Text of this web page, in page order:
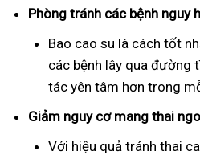
Phòng tránh các bệnh nguy
Bao cao su là cách tốt
các bệnh lây qua đường
tác yên tâm hơn trong
Giảm nguy cơ mang thai
Với hiệu quả tránh thai